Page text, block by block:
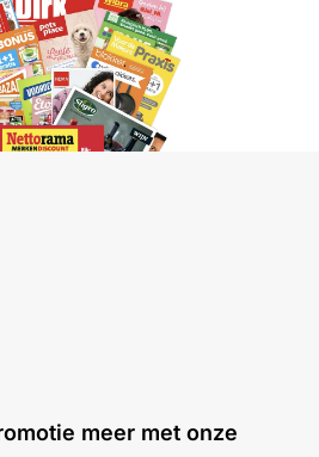
meer met onze